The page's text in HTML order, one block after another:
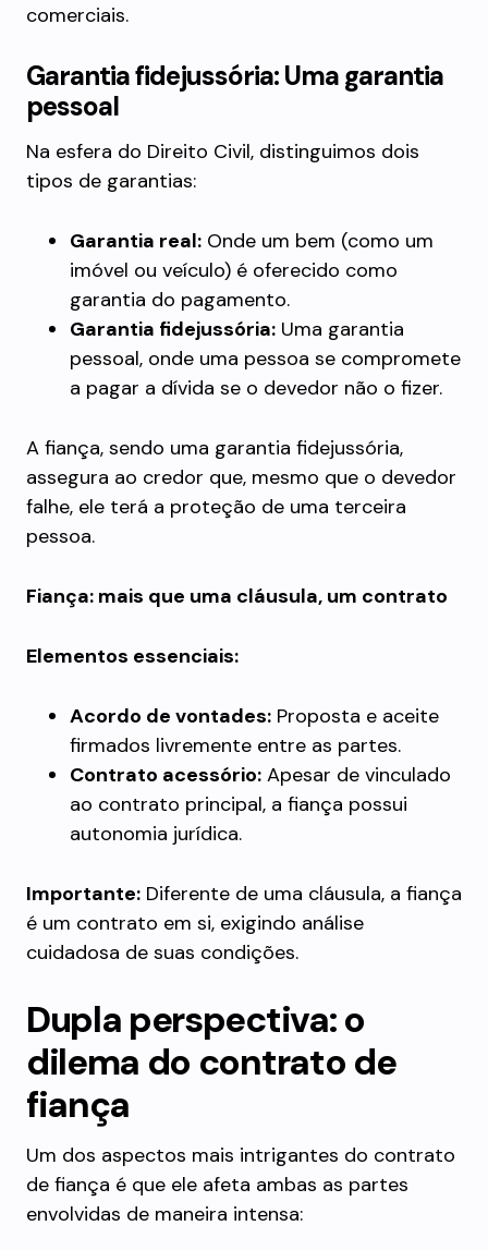
comerciais.
Garantia fidejussória: Uma garantia
pessoal
Na esfera do Direito Civil, distinguimos dois
tipos de garantias:
Garantia real: Onde um bem (como um
imóvel ou veículo) é oferecido como
garantia do pagamento.
Garantia fidejussória: Uma garantia
pessoal, onde uma pessoa se compromete
a pagar a dívida se o devedor não o fizer.
A fiança, sendo uma garantia fidejussória,
assegura ao credor que, mesmo que o devedor
falhe, ele terá a proteção de uma terceira
pessoa.
Fiança: mais que uma cláusula, um contrato
Elementos essenciais:
Acordo de vontades: Proposta e aceite
firmados livremente entre as partes.
Contrato acessório: Apesar de vinculado
ao contrato principal, a fiança possui
autonomia jurídica.
Importante: Diferente de uma cláusula, a fiança
é um contrato em si, exigindo análise
cuidadosa de suas condições.
Dupla perspectiva: o
dilema do contrato de
fiança
Um dos aspectos mais intrigantes do contrato
de fiança é que ele afeta ambas as partes
envolvidas de maneira intensa: